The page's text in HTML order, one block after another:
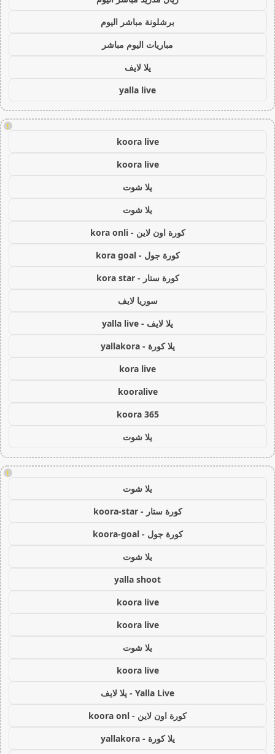
برشلونة مباشر اليوم
مباريات اليوم مباشر
يلا لايف
yalla live
!
koora live
koora live
يلا شوت
يلا شوت
كورة اون لاين - kora onli
كورة جول - kora goal
كورة ستار - kora star
سوريا لايف
يلا لايف - yalla live
يلا كورة - yallakora
kora live
kooralive
koora 365
يلا شوت
!
يلا شوت
كورة ستار - koora-star
كورة جول - koora-goal
يلا شوت
yalla shoot
koora live
koora live
يلا شوت
koora live
Yalla Live - يلا لايف
كورة اون لاين - koora onl
يلا كورة - yallakora